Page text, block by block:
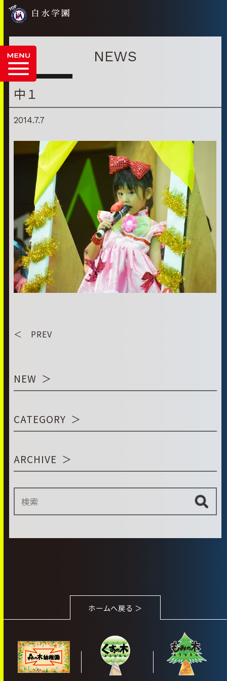
白水学園
NEWS
中１
2014.7.7
＜ PREV
NEW
CATEGORY
ARCHIVE
ホームへ戻る ＞